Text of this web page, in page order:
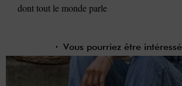
dont tout le monde parle
Vous pourriez être